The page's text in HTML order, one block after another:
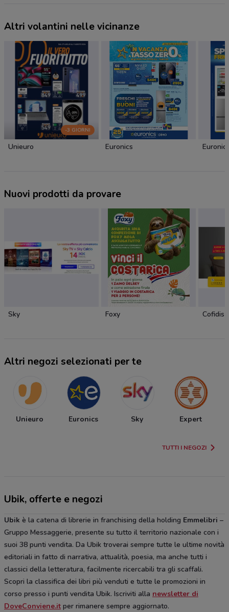
Altri volantini nelle vicinanze
-3 GIORNI
Unieuro Euronics
Nuovi prodotti da provare
Sky Foxy Cofidis
Altri negozi selezionati per te
Unieuro Euronics Sky Expert
TUTTI I NEGOZI
Ubik, offerte e negozi
Ubik è la catena di librerie in franchising della holding Emmelibri –
Gruppo Messaggerie, presente su tutto il territorio nazionale con i
suoi 38 punti vendita. Da Ubik troverai sempre tutte le ultime novità
editoriali in fatto di narrativa, attualità, poesia, ma anche tutti i
classici della letteratura, facilmente ricercabili tra gli scaffali.
Scopri la classifica dei libri più venduti e tutte le promozioni in
corso presso i punti vendita Ubik. Iscriviti alla newsletter di
DoveConviene.it per rimanere sempre aggiornato.